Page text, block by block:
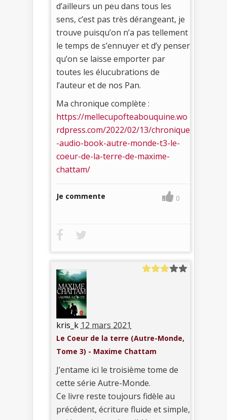
d’ailleurs un peu dans tous les
sens, c’est pas très dérangeant, je
trouve puisqu’on n’a pas tellement
le temps de s’ennuyer et d’y penser
qu’on se laisse emporter par
toutes les élucubrations de
l’auteur et de nos Pan.
Ma chronique complète :
https://mellecupofteabouquine.wo
rdpress.com/2022/02/13/chronique
-audio-book-autre-monde-t3-le-
coeur-de-la-terre-de-maxime-
chattam/
Je commente 0
kris_k 12 mars 2021
Le Coeur de la terre (Autre-Monde,
Tome 3) - Maxime Chattam
J’entame ici le troisième tome de
cette série Autre-Monde.
Ce livre reste toujours fidèle au
précédent, écriture fluide et simple,